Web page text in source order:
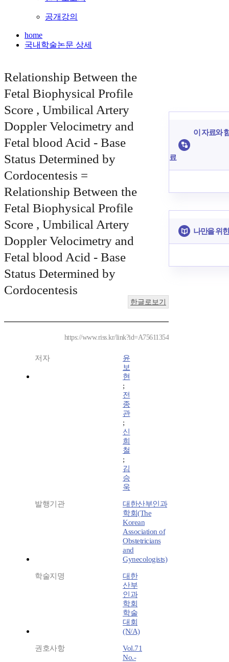
공개강의
home
국내학술논문 상세
Relationship Between the
Fetal Biophysical Profile
Score , Umbilical Artery
Doppler Velocimetry and
Fetal blood Acid - Base
Status Determined by
Cordocentesis =
Relationship Between the
Fetal Biophysical Profile
Score , Umbilical Artery
Doppler Velocimetry and
Fetal blood Acid - Base
Status Determined by
Cordocentesis
한글로보기
https://www.riss.kr/link?id=A75611354
저자
윤
보
현
;
전
종
관
;
신
희
철
;
김
승
욱
발행기관
대한산부인과
학회(The
Korean
Association of
Obstetricians
and
Gynecologists)
학술지명
대한
산부
인과
학회
학술
대회
(N/A)
권호사항
Vol.71
No.-
이 자료와
료
나만을 위